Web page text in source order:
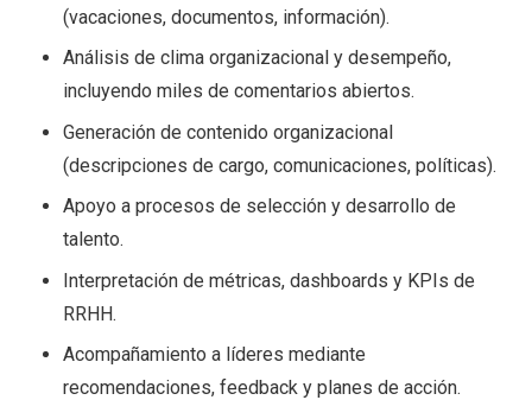
(vacaciones, documentos, información).
Análisis de clima organizacional y desempeño,
incluyendo miles de comentarios abiertos.
Generación de contenido organizacional
(descripciones de cargo, comunicaciones, políticas).
Apoyo a procesos de selección y desarrollo de
talento.
Interpretación de métricas, dashboards y KPIs de
RRHH.
Acompañamiento a líderes mediante
recomendaciones, feedback y planes de acción.